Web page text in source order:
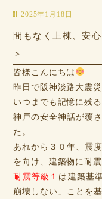
2025年1月18日
間もなく上棟、安
＞
皆様こんにちは
昨日で阪神淡路大震
いつまでも記憶に残
神戸の安全神話が覆
た。
あれから３０年、震
を向け、建築物に耐震
耐震等級１ は建築基
崩壊しない」ことを